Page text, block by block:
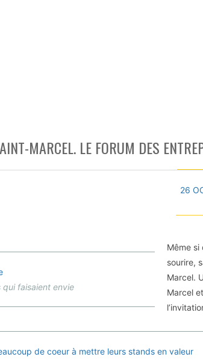
MARCEL. LE FORUM DES
26
qui faisaient envie
Même
sourire,
Marcel.
Marcel